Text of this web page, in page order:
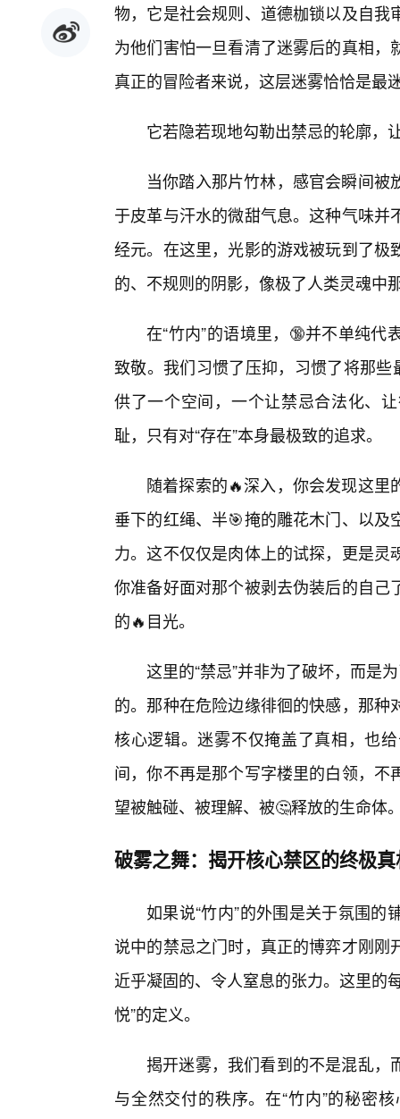
物，它是社会规则、道德枷锁以及自
为他们害怕一旦看清了迷雾后的真相
真正的冒险者来说，这层迷雾恰恰是最
它若隐若现地勾勒出禁忌的轮廓，
当你踏入那片竹林，感官会瞬间
于皮革与汗水的微甜气息。这种气味
经元。在这里，光影的游戏被玩到了
的、不规则的阴影，像极了人类灵魂中
在“竹内”的语境里，🔞并不单纯
致敬。我们习惯了压抑，习惯了将那
供了一个空间，一个让禁忌合法化、
耻，只有对“存在”本身最极致的追求。
随着探索的🔥深入，你会发现这
垂下的红绳、半🎯掩的雕花木门、以
力。这不仅仅是肉体上的试探，更是
你准备好面对那个被剥去伪装后的自
的🔥目光。
这里的“禁忌”并非为了破坏，而是
的。那种在危险边缘徘徊的快感，那
核心逻辑。迷雾不仅掩盖了真相，也
间，你不再是那个写字楼里的白领，
望被触碰、被理解、被🤔释放的生命体
破雾之舞：揭开核心禁区的终极
如果说“竹内”的外围是关于氛围
说中的禁忌之门时，真正的博弈才刚
近乎凝固的、令人窒息的张力。这里的
悦”的定义。
揭开迷雾，我们看到的不是混乱
与全然交付的秩序。在“竹内”的秘密